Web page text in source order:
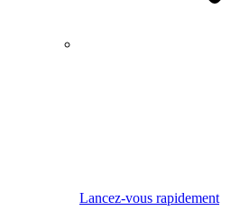
Lancez-vous rapidement